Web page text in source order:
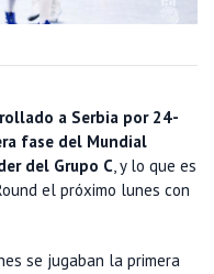
a Serbia por 24-
fase del Mundial
del Grupo C, y lo que es
el próximo lunes con
se jugaban la primera